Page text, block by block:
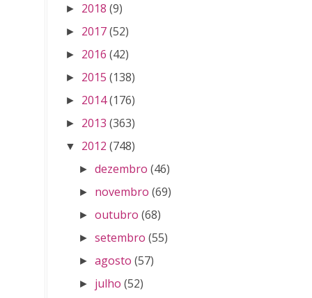
► 2018 (9)
► 2017(52)
► 2016 (42)
► 2015 (138)
► 2014(176)
► 2013 (363)
▼ 2012 (748)
►dezembro (46)
► novembro (69)
►outubro (68)
►setembro (55)
►agosto (57)
► julho (52)